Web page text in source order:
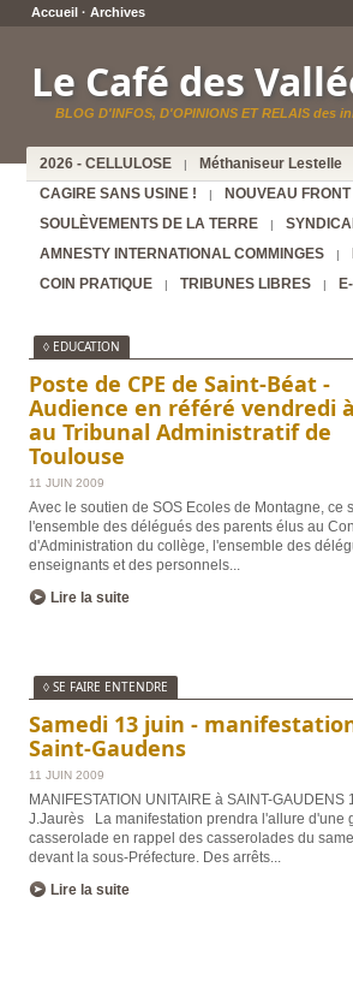
Accueil · Archives
Le Café des
BLOG D'INFOS, D'OPINIONS ET RELAIS des
2026 - CELLULOSE | Méthaniseur Lestelle
CAGIRE SANS USINE !
| NOUVEAU
SOULÈVEMENTS DE LA TERRE
|
AMNESTY INTERNATIONAL COMMINGES
|
COIN PRATIQUE
| TRIBUNES LIBRES |
◊ EDUCATION
Poste de CPE de Saint-Béat -
Audience en référé vendredi
au Tribunal Administratif de
Toulouse
11 JUIN 2009
Avec le soutien de SOS Ecoles de Montagne, ce
l'ensemble des délégués des parents élus au
d'Administration du collège, l'ensemble des
enseignants et des personnels...
Lire la suite
◊ SE FAIRE ENTENDRE
Samedi 13 juin -
Saint-Gaudens
11 JUIN 2009
MANIFESTATION UNITAIRE à SAINT-GAUDENS
J.Jaurès La manifestation prendra l'allure d'une
casserolade en rappel des casserolades du
devant la sous-Préfecture. Des arrêts...
Lire la suite